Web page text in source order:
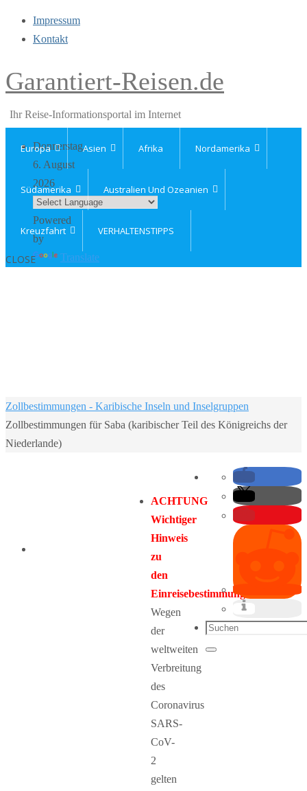
Impressum
Kontakt
Garantiert-Reisen.de
Ihr Reise-Informationsportal im Internet
Donnerstag,
6. August
2026
Powered
by
Translate
Europa Asien Afrika Nordamerika
Südamerika Australien Und Ozeanien
Kreuzfahrt VERHALTENSTIPPS
CLOSE
Home
Zollbestimmungen - Karibische Inseln und Inselgruppen
Zollbestimmungen für Saba (karibischer Teil des Königreichs der
Niederlande)
ACHTUNG
Wichtiger
Hinweis
zu
den
Einreisebestimmungen:
Wegen
der
weltweiten
Verbreitung
des
Coronavirus
SARS-
CoV-
2
gelten
Suchen
nach:
Suchen